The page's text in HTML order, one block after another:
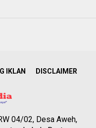
IKLAN DISCLAIMER
04/02, Desa Aweh,